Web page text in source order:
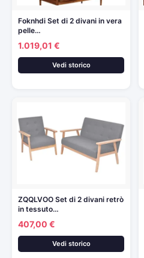
Foknhdi Set di 2 divani in vera
pelle…
1.019,01 €
Vedi storico
ZQQLVOO Set di 2 divani retrò
in tessuto…
407,00 €
Vedi storico